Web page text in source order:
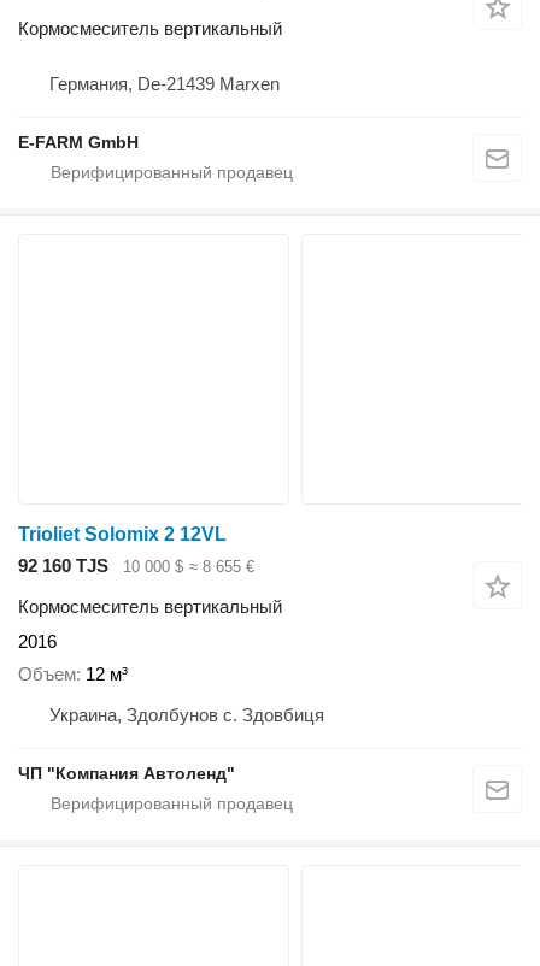
Кормосмеситель вертикальный
Германия, De-21439 Marxen
E-FARM GmbH
Trioliet Solomix 2 12VL
92 160 TJS
10 000 $ ≈ 8 655 €
Кормосмеситель вертикальный
2016
Объем 12 м³
Украина, Здолбунов с. Здовбиця
ЧП "Компания Автоленд"